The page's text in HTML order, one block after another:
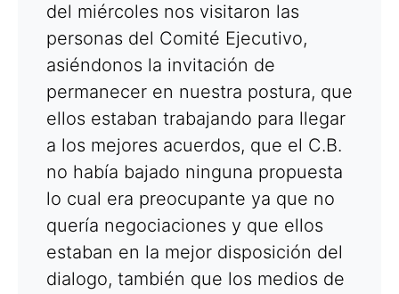
del miércoles nos visitaron las
personas del Comité Ejecutivo,
asiéndonos la invitación de
permanecer en nuestra postura, que
ellos estaban trabajando para llegar
a los mejores acuerdos, que el C.B.
no había bajado ninguna propuesta
lo cual era preocupante ya que no
quería negociaciones y que ellos
estaban en la mejor disposición del
dialogo, también que los medios de